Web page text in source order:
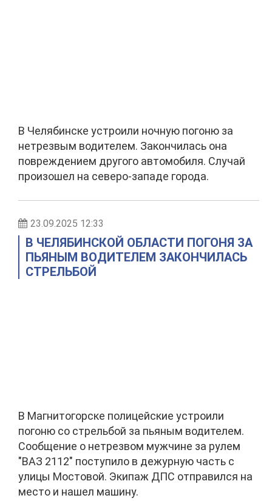
В Челябинске устроили ночную погоню за
нетрезвым водителем. Закончилась она
повреждением другого автомобиля. Случай
произошел на северо-западе города.
23.09.2025 12:33
В ЧЕЛЯБИНСКОЙ ОБЛАСТИ ПОГОНЯ ЗА
ПЬЯНЫМ ВОДИТЕЛЕМ ЗАКОНЧИЛАСЬ
СТРЕЛЬБОЙ
В Магнитогорске полицейские устроили
погоню со стрельбой за пьяным водителем.
Сообщение о нетрезвом мужчине за рулем
"ВАЗ 2112" поступило в дежурную часть с
улицы Мостовой. Экипаж ДПС отправился на
место и нашел машину.